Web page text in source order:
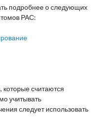
подробнее о следующих
РАС:
считаются
учитывать
следует использовать